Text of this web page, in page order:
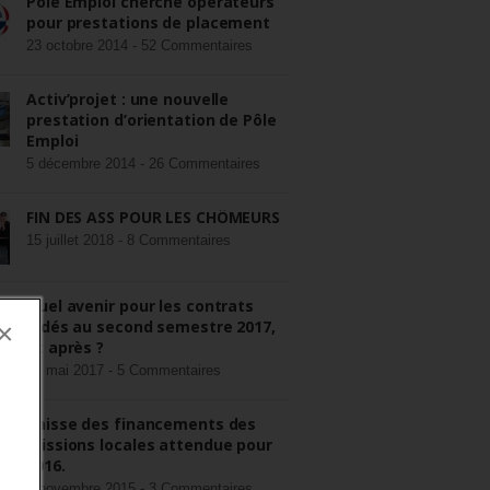
pour prestations de placement
23 octobre 2014 - 52 Commentaires
Activ’projet : une nouvelle
prestation d’orientation de Pôle
Emploi
5 décembre 2014 - 26 Commentaires
FIN DES ASS POUR LES CHÔMEURS
15 juillet 2018 - 8 Commentaires
Quel avenir pour les contrats
aidés au second semestre 2017,
et après ?
22 mai 2017 - 5 Commentaires
Baisse des financements des
missions locales attendue pour
2016.